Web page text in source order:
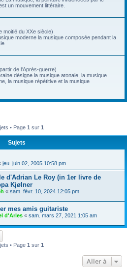
un mouvement littéraire.
moitié du XXe siècle)
moderne la musique composée pendant la
de l'Après-guerre)
désigne la musique atonale, la musique
la musique répétitive et la musique
• Page 1 sur 1
Sujets
jeu. juin 02, 2005 10:58 pm
d'Adrian Le Roy (in 1er livre de
Kjølner
« sam. févr. 10, 2024 12:05 pm
mes amis guitariste
d'Arles « sam. mars 27, 2021 1:05 am
• Page 1 sur 1
Aller à